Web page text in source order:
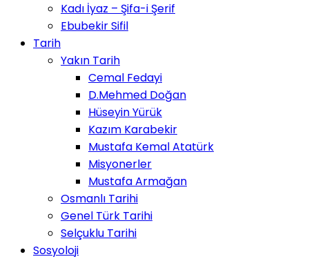
Kadı İyaz – Şifa-i Şerif
Ebubekir Sifil
Tarih
Yakın Tarih
Cemal Fedayi
D.Mehmed Doğan
Hüseyin Yürük
Kazım Karabekir
Mustafa Kemal Atatürk
Misyonerler
Mustafa Armağan
Osmanlı Tarihi
Genel Türk Tarihi
Selçuklu Tarihi
Sosyoloji